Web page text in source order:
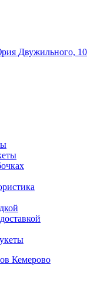
Двужильного, 10
Кемерово